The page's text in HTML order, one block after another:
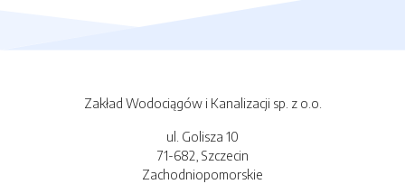
Zakład Wodociągów i Kanalizacji sp. z o.o.
ul. Golisza 10
71-682, Szczecin
Zachodniopomorskie